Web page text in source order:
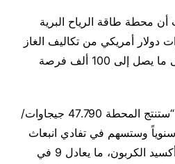
أن محطة طاقة الرياح البرية
“نحو 5 مليارات دولار أمريكي من تكاليف الغاز
الطبيعي السنوية إضافة إلى ما يصل إلى 100 ألف فرصة
ووفقا لبيان نشرته الوكالة “ستنتج المحطة 47.790 جيجاوات/
وستسهم في تفادي انبعاث
23.8 مليون طن من ثاني أكسيد الكربون، ما يعادل 9 في